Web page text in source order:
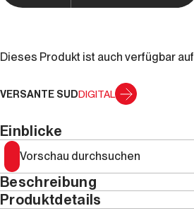
Dieses Produkt ist auch verfügbar auf
VERSANTE SUDDIGITAL
Einblicke
Vorschau durchsuchen
Beschreibung
Produktdetails